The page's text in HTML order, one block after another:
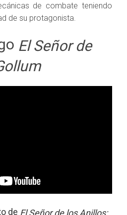
de combate teniendo
de su protagonista.
El Señor de
de El Señor de los Anillos: